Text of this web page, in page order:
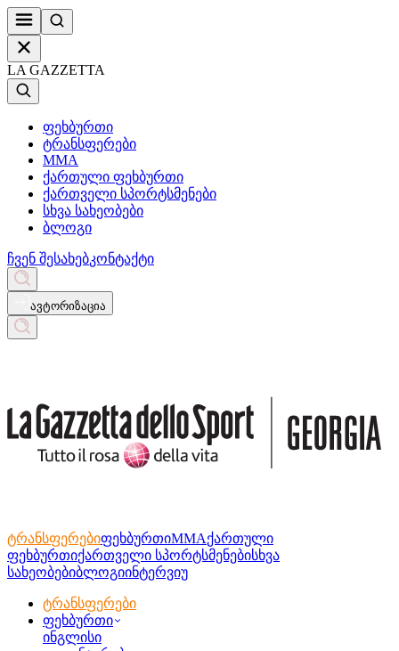
LA GAZZETTA
ფეხბურთი
ტრანსფერები
MMA
ქართული ფეხბურთი
ქართველი სპორტსმენები
სხვა სახეობები
ბლოგი
ჩვენ შესახებკონტაქტი
ავტორიზაცია
ტრანსფერებიფეხბურთიMMAქართული
ფეხბურთიქართველი სპორტსმენებისხვა
სახეობებიბლოგიინტერვიუ
ტრანსფერები
ფეხბურთი
ინგლისი